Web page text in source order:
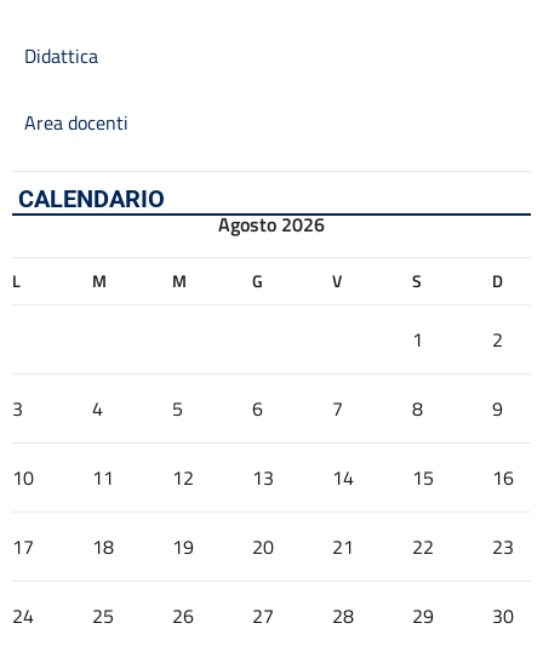
Didattica
Area docenti
CALENDARIO
Agosto 2026
L M M G V S D
1 2
3 4 5 6 7 8 9
10 11 12 13 14 15 16
17 18 19 20 21 22 23
24 25 26 27 28 29 30